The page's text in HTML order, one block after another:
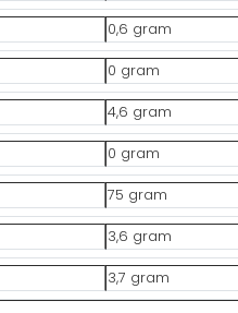
0,6 gram
0 gram
4,6 gram
0 gram
75 gram
3,6 gram
3,7 gram